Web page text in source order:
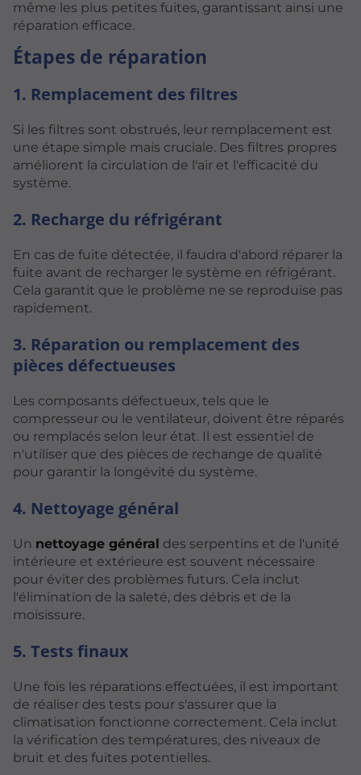
même les plus petites fuites, garantissant ainsi une
réparation efficace.
Étapes de réparation
1. Remplacement des filtres
Si les filtres sont obstrués, leur remplacement est
une étape simple mais cruciale. Des filtres propres
améliorent la circulation de l'air et l'efficacité du
système.
2. Recharge du réfrigérant
En cas de fuite détectée, il faudra d'abord réparer la
fuite avant de recharger le système en réfrigérant.
Cela garantit que le problème ne se reproduise pas
rapidement.
3. Réparation ou remplacement des
pièces défectueuses
Les composants défectueux, tels que le
compresseur ou le ventilateur, doivent être réparés
ou remplacés selon leur état. Il est essentiel de
n'utiliser que des pièces de rechange de qualité
pour garantir la longévité du système.
4. Nettoyage général
Un nettoyage général des serpentins et de l'unité
intérieure et extérieure est souvent nécessaire
pour éviter des problèmes futurs. Cela inclut
l'élimination de la saleté, des débris et de la
moisissure.
5. Tests finaux
Une fois les réparations effectuées, il est important
de réaliser des tests pour s'assurer que la
climatisation fonctionne correctement. Cela inclut
la vérification des températures, des niveaux de
bruit et des fuites potentielles.